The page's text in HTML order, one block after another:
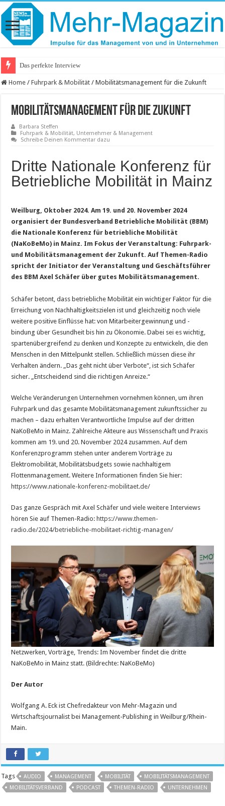
Das perfekte Interview
Home / Fuhrpark & Mobilität / Mobilitätsmanagement für die Zukunft
Mobilitätsmanagement für die Zukunft
Barbara Steffen
Fuhrpark & Mobilität, Unternehmer & Management
Schreibe Deinen Kommentar dazu
Dritte Nationale Konferenz für
Betriebliche Mobilität in Mainz
Weilburg, Oktober 2024. Am 19. und 20. November 2024
organisiert der Bundesverband Betriebliche Mobilität (BBM)
die Nationale Konferenz für betriebliche Mobilität
(NaKoBeMo) in Mainz. Im Fokus der Veranstaltung: Fuhrpark-
und Mobilitätsmanagement der Zukunft. Auf Themen-Radio
spricht der Initiator der Veranstaltung und Geschäftsführer
des BBM Axel Schäfer über gutes Mobilitätsmanagement.
Schäfer betont, dass betriebliche Mobilität ein wichtiger Faktor für die
Erreichung von Nachhaltigkeitszielen ist und gleichzeitig noch viele
weitere positive Einflüsse hat: von Mitarbeitergewinnung und -
bindung über Gesundheit bis hin zu Ökonomie. Dabei sei es wichtig,
spartenübergreifend zu denken und Konzepte zu entwickeln, die den
Menschen in den Mittelpunkt stellen. Schließlich müssen diese ihr
Verhalten ändern. „Das geht nicht über Verbote“, ist sich Schäfer
sicher. „Entscheidend sind die richtigen Anreize.“
Welche Veränderungen Unternehmen vornehmen können, um ihren
Fuhrpark und das gesamte Mobilitätsmanagement zukunftssicher zu
machen – dazu erhalten Verantwortliche Impulse auf der dritten
NaKoBeMo in Mainz. Zahlreiche Akteure aus Wissenschaft und Praxis
kommen am 19. und 20. November 2024 zusammen. Auf dem
Konferenzprogramm stehen unter anderem Vorträge zu
Elektromobilität, Mobilitätsbudgets sowie nachhaltigem
Flottenmanagement. Weitere Informationen finden Sie hier:
https://www.nationale-konferenz-mobilitaet.de/
Das ganze Gespräch mit Axel Schäfer und viele weitere Interviews
hören Sie auf Themen-Radio:https://www.themen-
radio.de/2024/betriebliche-mobilitaet-richtig-managen/
Netzwerken, Vorträge, Trends: Im November findet die dritte
NaKoBeMo in Mainz statt. (Bildrechte: NaKoBeMo)
Der Autor
Wolfgang A. Eck ist Chefredakteur von Mehr-Magazin und
Wirtschaftsjournalist bei Management-Publishing in Weilburg/Rhein-
Main.
Tags AUDIO MANAGEMENT MOBILITÄT
MOBILITÄTSMANAGEMENT
MOBILITÄTSVERBAND
PODCAST THEMEN-RADIO UNTERNEHMEN